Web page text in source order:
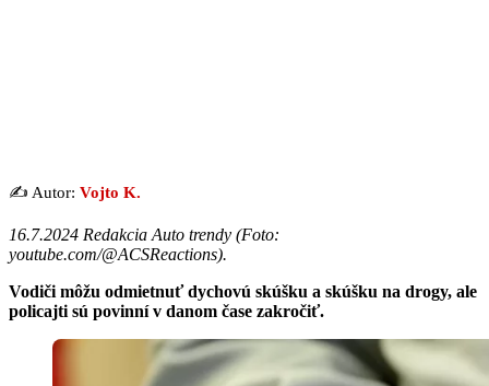
✍️ Autor: Vojto K.
16.7.2024 Redakcia Auto trendy (Foto:
youtube.com/@ACSReactions).
Vodiči môžu odmietnuť dychovú skúšku a skúšku na drogy, ale
policajti sú povinní v danom čase zakročiť.